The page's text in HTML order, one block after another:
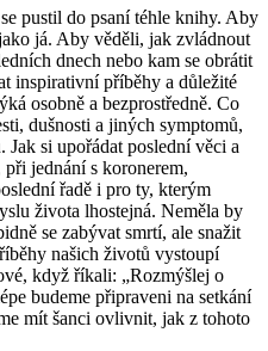
pustil do psaní téhle knihy. Aby
já. Aby věděli, jak zvládnout
ch dnech nebo kam se obrátit
inspirativní příběhy a důležité
osobně a bezprostředně. Co
dušnosti a jiných symptomů,
si upořádat poslední věci a
jednání s koronerem,
řadě i pro ty, kterým
života lhostejná. Neměla by
se zabývat smrtí, ale snažit
našich životů vystoupí
když říkali: „Rozmýšlej o
budeme připraveni na setkání
mít šanci ovlivnit, jak z tohoto